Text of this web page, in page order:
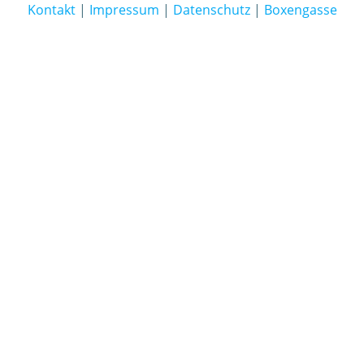
Kontakt| Impressum | Datenschutz| Boxengasse